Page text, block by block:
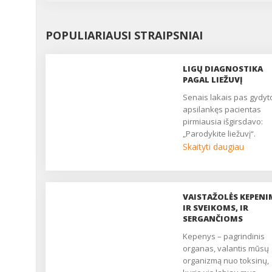
POPULIARIAUSI STRAIPSNIAI
LIGŲ DIAGNOSTIKA
PAGAL LIEŽUVĮ
Senais lakais pas gydytoją
apsilankęs pacientas
pirmiausia išgirsdavo:
„Parodykite liežuvį“.
Gydytojas iš visų pusių
diagnozę. Senovės
gydytojai liežuvį pelnytai
laikė organizmo
ir pagal liežuvio
pakitimus mokėjo gana
tiksliai diagnozuoti
organų sutrikimus dar
Skaityti daugiau
VAISTAŽOLĖS
IR SVEIKOMS, IR
SERGANČIOMS
Kepenys – pagrindinis
organas, valantis mūsų
organizmą nuo toksinų,